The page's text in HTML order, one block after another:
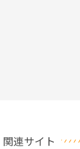
関連サイト